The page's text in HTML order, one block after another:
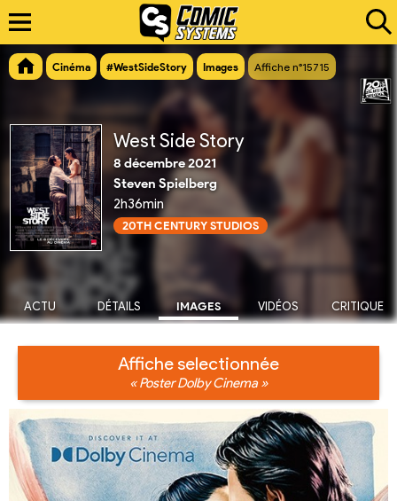
Cinéma #WestSideStory Images Affiche n°15715
West Side Story
8 décembre 2021
Steven Spielberg
2h36min
20TH CENTURY STUDIOS
ACTU DÉTAILS IMAGES VIDÉOS CRITIQUE
Affiche selectionnée
« Poster Dolby Cinema »